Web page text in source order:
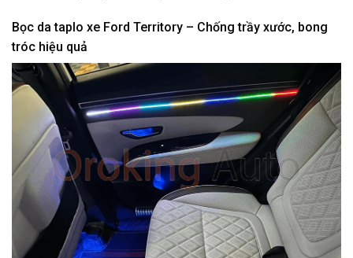
Bọc da taplo xe Ford Territory – Chống trầy xước, bong
tróc hiệu quả